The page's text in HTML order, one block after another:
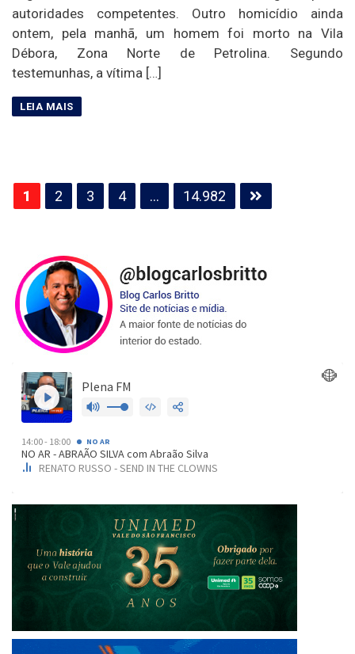
autoridades competentes. Outro homicídio ainda
ontem, pela manhã, um homem foi morto na Vila
Débora, Zona Norte de Petrolina. Segundo
testemunhas, a vítima […]
Paginação
de
1 2 3 4 … 14.982